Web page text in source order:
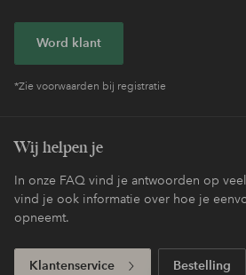
Word klant
*Zie voorwaarden bij registratie
Wij helpen je
In onze FAQ vind je antwoorden op
vind je ook informatie over hoe je
opneemt.
Klantenservice Bestelling